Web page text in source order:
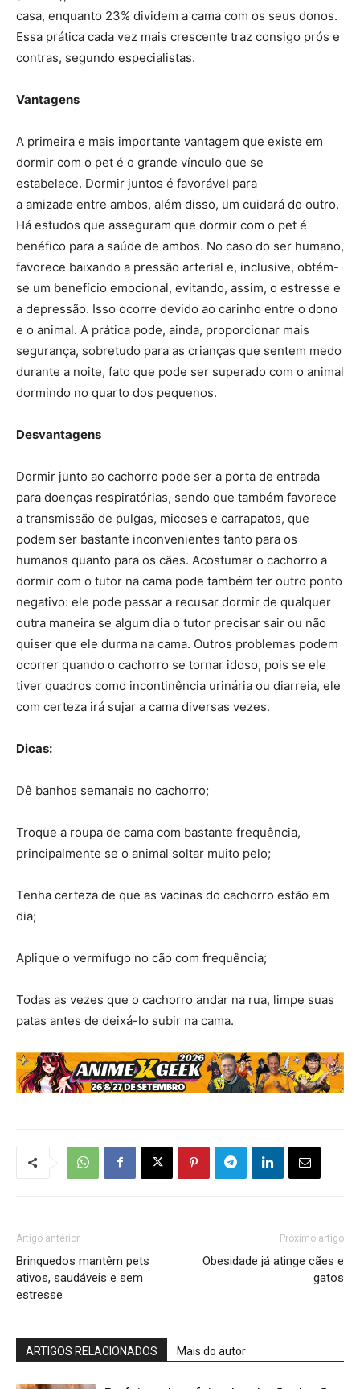
casa, enquanto 23% dividem a cama com os seus donos.
Essa prática cada vez mais crescente traz consigo prós e
contras, segundo especialistas.
Vantagens
A primeira e mais importante vantagem que existe em
dormir com o pet é o grande vínculo que se
estabelece. Dormir juntos é favorável para
a amizade entre ambos, além disso, um cuidará do outro.
Há estudos que asseguram que dormir com o pet é
benéfico para a saúde de ambos. No caso do ser humano,
favorece baixando a pressão arterial e, inclusive, obtém-
se um benefício emocional, evitando, assim, o estresse e
a depressão. Isso ocorre devido ao carinho entre o dono
e o animal. A prática pode, ainda, proporcionar mais
segurança, sobretudo para as crianças que sentem medo
durante a noite, fato que pode ser superado com o animal
dormindo no quarto dos pequenos.
Desvantagens
Dormir junto ao cachorro pode ser a porta de entrada
para doenças respiratórias, sendo que também favorece
a transmissão de pulgas, micoses e carrapatos, que
podem ser bastante inconvenientes tanto para os
humanos quanto para os cães. Acostumar o cachorro a
dormir com o tutor na cama pode também ter outro ponto
negativo: ele pode passar a recusar dormir de qualquer
outra maneira se algum dia o tutor precisar sair ou não
quiser que ele durma na cama. Outros problemas podem
ocorrer quando o cachorro se tornar idoso, pois se ele
tiver quadros como incontinência urinária ou diarreia, ele
com certeza irá sujar a cama diversas vezes.
Dicas:
Dê banhos semanais no cachorro;
Troque a roupa de cama com bastante frequência,
principalmente se o animal soltar muito pelo;
Tenha certeza de que as vacinas do cachorro estão em
dia;
Aplique o vermífugo no cão com frequência;
Todas as vezes que o cachorro andar na rua, limpe suas
patas antes de deixá-lo subir na cama.
Artigo anterior
Brinquedos mantêm pets
ativos, saudáveis e sem
estresse
Próximo artigo
Obesidade já atinge cães e
gatos
ARTIGOS RELACIONADOS Mais do autor